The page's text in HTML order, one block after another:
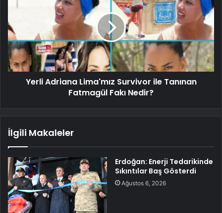
Yerli Adriana Lima'mız Survivor ile Tanınan
Fatmagül Fakı Nedir?
İlgili Makaleler
Erdoğan: Enerji Tedarikinde
Sıkıntılar Baş Gösterdi
Ağustos 6, 2026